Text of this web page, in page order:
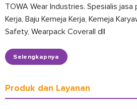
TOWA Wear Industries. Spesialis jasa
Kerja, Baju Kemeja Kerja, Kemeja
Safety, Wearpack Coverall dll
Selengkapnya
Produk dan Layanan